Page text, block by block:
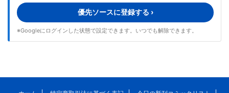
優先ソースに登録する ›
※Googleにログインした状態で設定できます。いつでも解除できます。